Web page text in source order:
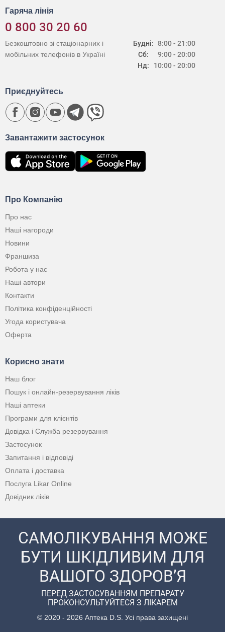
Гаряча лінія
0 800 30 20 60
Будні:
Сб:
Нд:
8:00 - 21:00
9:00 - 20:00
10:00 - 20:00
Безкоштовно зі стаціонарних і
мобільних телефонів в Україні
Про Компанію
Про нас
Наші нагороди
Новини
Франшиза
Робота у нас
Наші автори
Контакти
Політика конфіденційності
Угода користувача
Оферта
Корисно знати
Наш блог
Пошук і онлайн-резервування ліків
Наші аптеки
Програми для клієнтів
Довідка і Служба резервування
Застосунок
Запитання і відповіді
Оплата і доставка
Послуга Likar Online
Довідник ліків
Завантажити застосунок
Приєднуйтесь
САМОЛІКУВАННЯ МОЖЕ
БУТИ ШКІДЛИВИМ ДЛЯ
ВАШОГО ЗДОРОВ’Я
ПЕРЕД ЗАСТОСУВАННЯМ ПРЕПАРАТУ
ПРОКОНСУЛЬТУЙТЕСЯ З ЛІКАРЕМ
© 2020 - 2026 Аптека D.S. Усі права захищені